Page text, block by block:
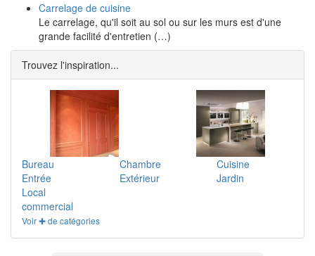
Carrelage de cuisine
Le carrelage, qu'il soit au sol ou sur les murs est d'une
grande facilité d'entretien (…)
Trouvez l'inspiration...
Bureau Chambre
Cuisine
Entrée
Extérieur
Jardin
Local
commercial
Voir ✚ de catégories